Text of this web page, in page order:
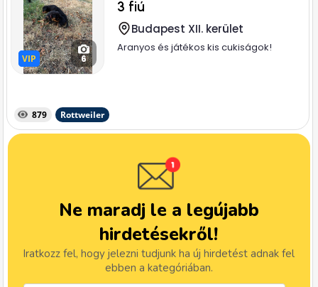
VIP
VIP 6
3 fiú
Budapest XII. kerület
Aranyos és játékos kis cukiságok!
879 Rottweiler
Ne maradj le a legújabb
hirdetésekről!
Iratkozz fel, hogy jelezni tudjunk ha új hirdetést adnak fel
ebben a kategóriában.